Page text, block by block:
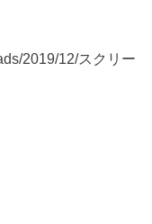
2019/12/スクリー